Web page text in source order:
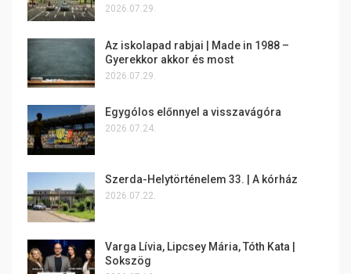
2026.07.29.
Az iskolapad rabjai | Made in 1988 –
Gyerekkor akkor és most
2026.07.29.
Egygólos előnnyel a visszavágóra
2026.07.24.
Szerda-Helytörténelem 33. | A kórház
2026.07.22.
Varga Lívia, Lipcsey Mária, Tóth Kata |
Sokszög